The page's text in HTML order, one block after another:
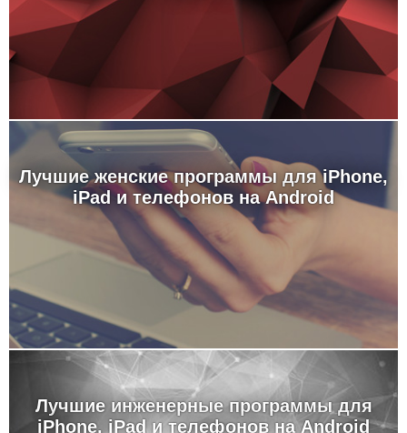
Лучшие женские программы для iPhone,
iPad и телефонов на Android
Лучшие инженерные программы для
iPhone, iPad и телефонов на Android